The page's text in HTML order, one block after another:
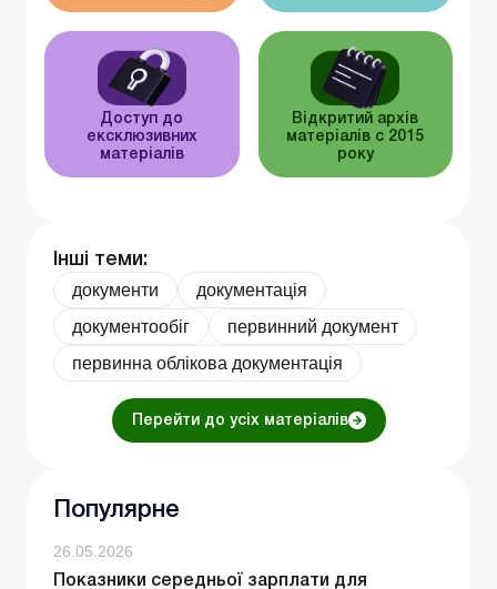
Доступ до
ексклюзивних
матеріалів
Відкритий архів
матеріалів c 2015
року
Інші теми:
документи
документація
документообіг
первинний документ
первинна облікова документація
Перейти до усіх матеріалів
Популярне
26.05.2026
Показники середньої зарплати для